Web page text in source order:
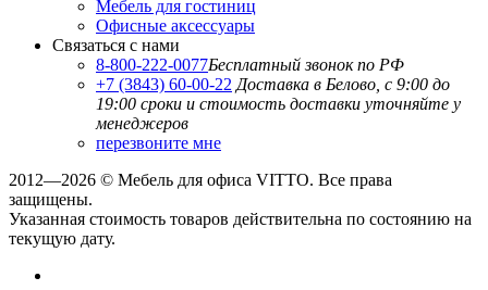
Мебель для гостиниц
Офисные аксессуары
Связаться с нами
8-800-222-0077Бесплатный звонок по РФ
+7 (3843) 60-00-22 Доставка в Белово, с 9:00 до
19:00 сроки и стоимость доставки уточняйте у
менеджеров
перезвоните мне
2012—2026 © Мебель для офиса VITTO. Все права
защищены.
Указанная стоимость товаров действительна по состоянию на
текущую дату.